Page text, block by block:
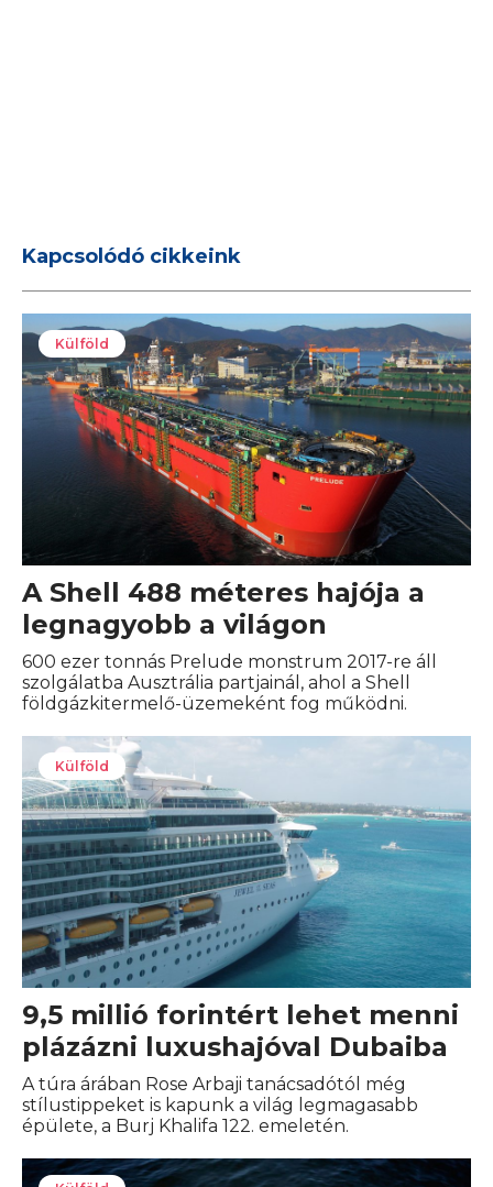
Kapcsolódó cikkeink
Külföld
A Shell 488 méteres hajója a
legnagyobb a világon
600 ezer tonnás Prelude monstrum 2017-re áll
szolgálatba Ausztrália partjainál, ahol a Shell
földgázkitermelő-üzemeként fog működni.
Külföld
9,5 millió forintért lehet menni
plázázni luxushajóval Dubaiba
A túra árában Rose Arbaji tanácsadótól még
stílustippeket is kapunk a világ legmagasabb
épülete, a Burj Khalifa 122. emeletén.